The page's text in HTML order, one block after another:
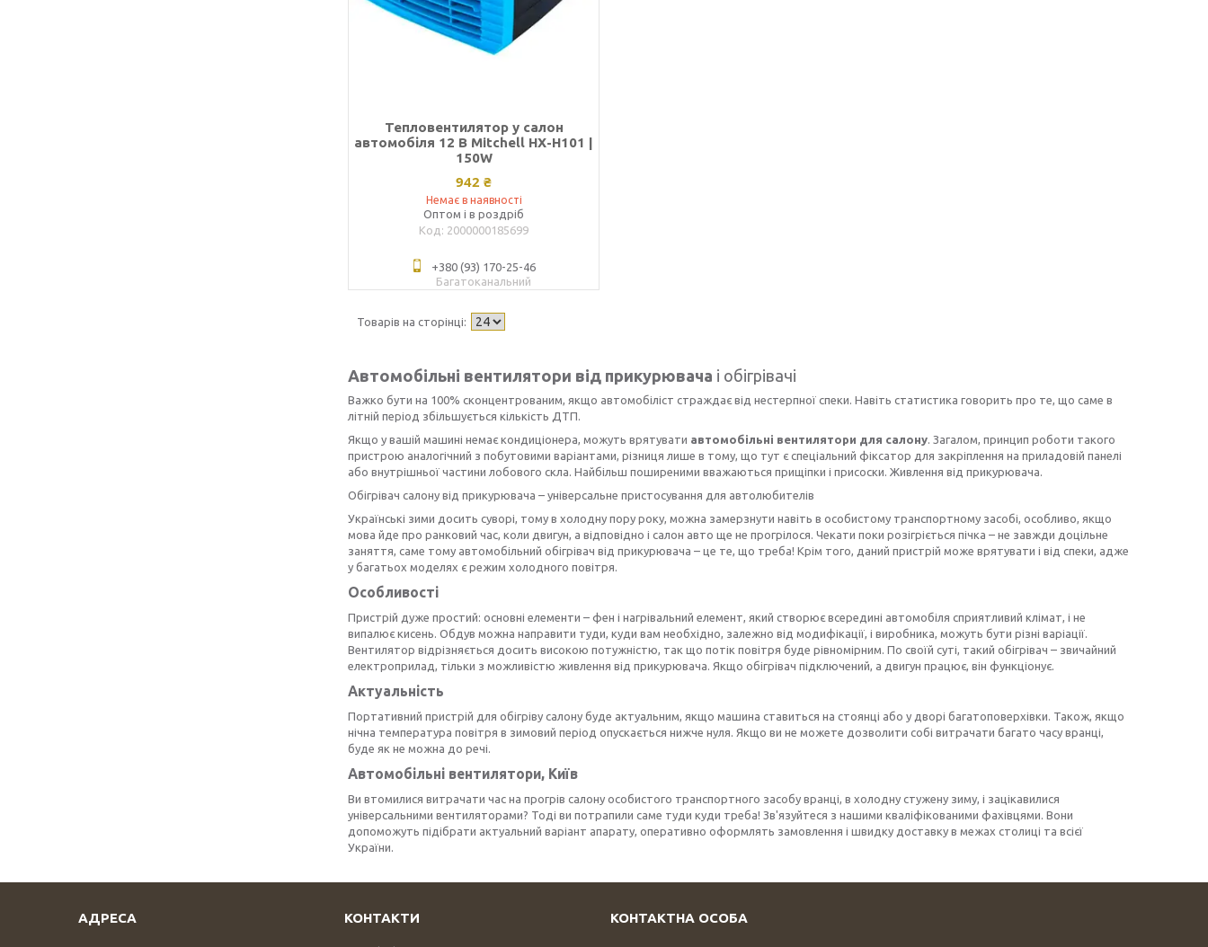
Тепловентилятор у салон
автомобіля 12 В Mitchell HX-H101 |
150W
942 ₴
Немає в наявності
Оптом і в роздріб
2000000185699
+380 (93) 170-25-46
Багатоканальний
Автомобільні вентилятори від прикурювача і обігрівачі
Важко бути на 100% сконцентрованим, якщо автомобіліст страждає від нестерпної спеки. Навіть статистика говорить про те, що саме в
літній період збільшується кількість ДТП.
Якщо у вашій машині немає кондиціонера, можуть врятувати автомобільні вентилятори для салону. Загалом, принцип роботи такого
пристрою аналогічний з побутовими варіантами, різниця лише в тому, що тут є спеціальний фіксатор для закріплення на приладовій панелі
або внутрішньої частини лобового скла. Найбільш поширеними вважаються прищіпки і присоски. Живлення від прикурювача.
Обігрівач салону від прикурювача – універсальне пристосування для автолюбителів
Українські зими досить суворі, тому в холодну пору року, можна замерзнути навіть в особистому транспортному засобі, особливо, якщо
мова йде про ранковий час, коли двигун, а відповідно і салон авто ще не прогрілося. Чекати поки розігріється пічка – не завжди доцільне
заняття, саме тому автомобільний обігрівач від прикурювача – це те, що треба! Крім того, даний пристрій може врятувати і від спеки, адже
у багатьох моделях є режим холодного повітря.
Особливості
Пристрій дуже простий: основні елементи – фен і нагрівальний елемент, який створює всередині автомобіля сприятливий клімат, і не
випалює кисень. Обдув можна направити туди, куди вам необхідно, залежно від модифікації, і виробника, можуть бути різні варіації.
Вентилятор відрізняється досить високою потужністю, так що потік повітря буде рівномірним. По своїй суті, такий обігрівач – звичайний
електроприлад, тільки з можливістю живлення від прикурювача. Якщо обігрівач підключений, а двигун працює, він функціонує.
Актуальність
Портативний пристрій для обігріву салону буде актуальним, якщо машина ставиться на стоянці або у дворі багатоповерхівки. Також, якщо
нічна температура повітря в зимовий період опускається нижче нуля. Якщо ви не можете дозволити собі витрачати багато часу вранці,
буде як не можна до речі.
Автомобільні вентилятори, Київ
Ви втомилися витрачати час на прогрів салону особистого транспортного засобу вранці, в холодну стужену зиму, і зацікавилися
універсальними вентиляторами? Тоді ви потрапили саме туди куди треба! Зв'язуйтеся з нашими кваліфікованими фахівцями. Вони
допоможуть підібрати актуальний варіант апарату, оперативно оформлять замовлення і швидку доставку в межах столиці та всієї
України.